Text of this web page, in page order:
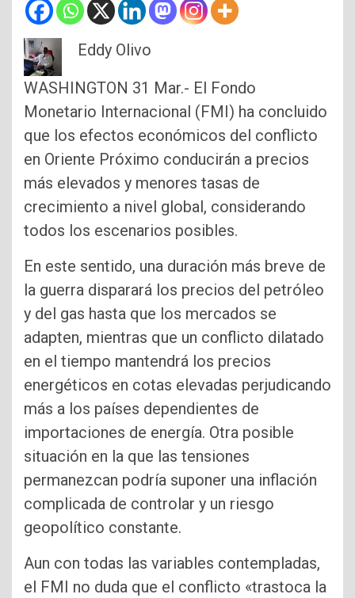
Eddy Olivo
WASHINGTON 31 Mar.- El Fondo
Monetario Internacional (FMI) ha concluido
que los efectos económicos del conflicto
en Oriente Próximo conducirán a precios
más elevados y menores tasas de
crecimiento a nivel global, considerando
todos los escenarios posibles.
En este sentido, una duración más breve de
la guerra disparará los precios del petróleo
y del gas hasta que los mercados se
adapten, mientras que un conflicto dilatado
en el tiempo mantendrá los precios
energéticos en cotas elevadas perjudicando
más a los países dependientes de
importaciones de energía. Otra posible
situación en la que las tensiones
permanezcan podría suponer una inflación
complicada de controlar y un riesgo
geopolítico constante.
Aun con todas las variables contempladas,
el FMI no duda que el conflicto «trastoca la